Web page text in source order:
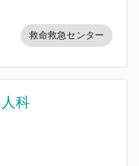
救命救急センター
科